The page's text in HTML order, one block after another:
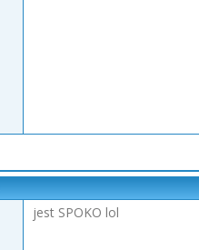
jest SPOKO lol